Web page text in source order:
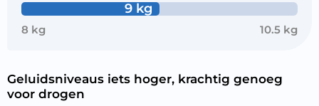
9 kg
8 kg 10.5 kg
Geluidsniveaus iets hoger, krachtig genoeg
voor drogen